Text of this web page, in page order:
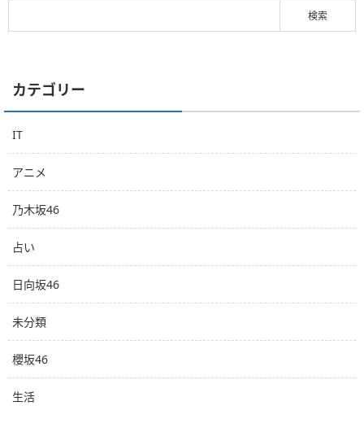
カテゴリー
IT
アニメ
乃木坂46
占い
日向坂46
未分類
櫻坂46
生活